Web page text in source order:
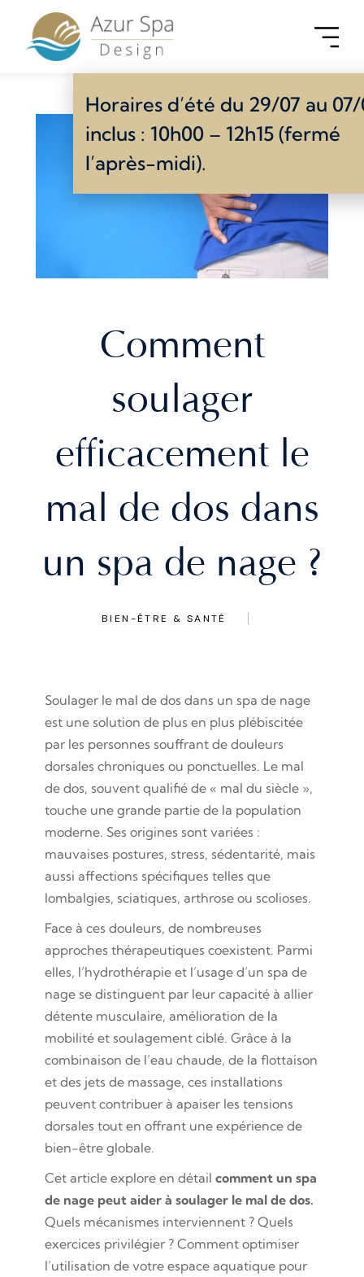
Comment
soulager
efficacement le
mal de dos dans
un spa de nage ?
BIEN-ÊTRE & SANTÉ
Soulager le mal de dos dans un spa de nage
est une solution de plus en plus plébiscitée
par les personnes souffrant de douleurs
dorsales chroniques ou ponctuelles. Le mal
de dos, souvent qualifié de « mal du siècle »,
touche une grande partie de la population
moderne. Ses origines sont variées :
mauvaises postures, stress, sédentarité, mais
aussi affections spécifiques telles que
lombalgies, sciatiques, arthrose ou scolioses.
Face à ces douleurs, de nombreuses
approches thérapeutiques coexistent. Parmi
elles, l’hydrothérapie et l’usage d’un spa de
nage se distinguent par leur capacité à allier
détente musculaire, amélioration de la
mobilité et soulagement ciblé. Grâce à la
combinaison de l’eau chaude, de la flottaison
et des jets de massage, ces installations
peuvent contribuer à apaiser les tensions
dorsales tout en offrant une expérience de
bien-être globale.
Cet article explore en détail comment un spa
de nage peut aider à soulager le mal de dos.
Quels mécanismes interviennent ? Quels
exercices privilégier ? Comment optimiser
l’utilisation de votre espace aquatique pour
Horaires d’été du 29/07 au
inclus : 10h00 – 12h15 (fermé
l’après-midi).